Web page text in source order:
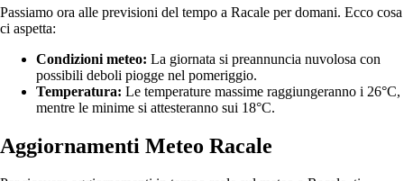
Passiamo ora alle previsioni del tempo a Racale per domani. Ecco cosa
ci aspetta:
Condizioni meteo: La giornata si preannuncia nuvolosa con
possibili deboli piogge nel pomeriggio.
Temperatura: Le temperature massime raggiungeranno i 26°C,
mentre le minime si attesteranno sui 18°C.
Aggiornamenti Meteo Racale